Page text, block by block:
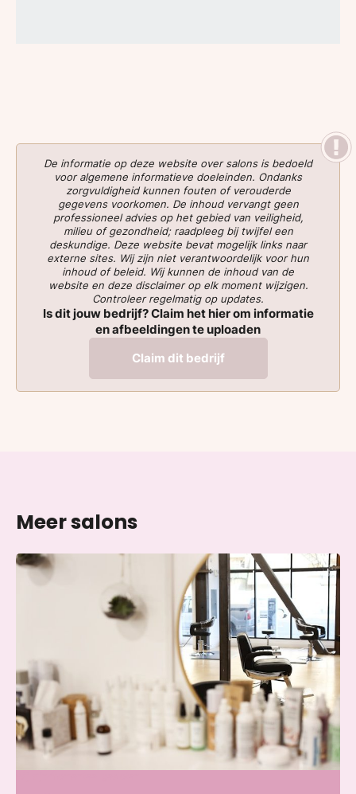
De informatie op deze website over salons is bedoeld
voor algemene informatieve doeleinden. Ondanks
zorgvuldigheid kunnen fouten of verouderde
gegevens voorkomen. De inhoud vervangt geen
professioneel advies op het gebied van veiligheid,
milieu of gezondheid; raadpleeg bij twijfel een
deskundige. Deze website bevat mogelijk links naar
externe sites. Wij zijn niet verantwoordelijk voor hun
inhoud of beleid. Wij kunnen de inhoud van de
website en deze disclaimer op elk moment wijzigen.
Controleer regelmatig op updates.
Is dit jouw bedrijf? Claim het hier om informatie
en afbeeldingen te uploaden
Claim dit bedrijf
Meer salons
Skin & Glow Atelier Ede